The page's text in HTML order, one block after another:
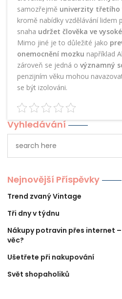
samozřejmě univerzity třetího
kromě nabídky vzdělávání lidem
snaha udržet člověka ve
Mimo jiné je to důležité jako
onemocnění mozku například
zároveň se jedná o významný
penzijním věku mohou
se být izolováni.
Vyhledávání
Nejnovější Příspěvky
Trend zvaný Vintage
Tři dny v týdnu
Nákupy potravin přes internet
věc?
Ušetřete při nakupování
Svět shopaholiků